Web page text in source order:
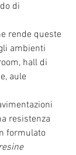
di
rende queste
ambienti
hall di
aule
resistenza
formulato